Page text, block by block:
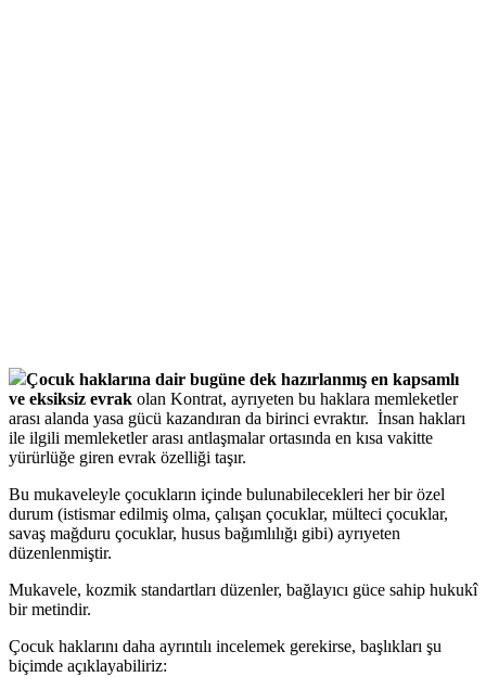
Çocuk haklarına dair bugüne dek hazırlanmış en kapsamlı
ve eksiksiz evrak olan Kontrat, ayrıyeten bu haklara memleketler
arası alanda yasa gücü kazandıran da birinci evraktır. İnsan hakları
ile ilgili memleketler arası antlaşmalar ortasında en kısa vakitte
yürürlüğe giren evrak özelliği taşır.
Bu mukaveleyle çocukların içinde bulunabilecekleri her bir özel
durum (istismar edilmiş olma, çalışan çocuklar, mülteci çocuklar,
savaş mağduru çocuklar, husus bağımlılığı gibi) ayrıyeten
düzenlenmiştir.
Mukavele, kozmik standartları düzenler, bağlayıcı güce sahip hukukî
bir metindir.
Çocuk haklarını daha ayrıntılı incelemek gerekirse, başlıkları şu
biçimde açıklayabiliriz: